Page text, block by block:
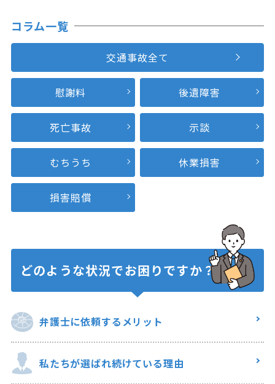
コラム一覧
交通事故全て
慰謝料 後遺障害
死亡事故 示談
むちうち 休業損害
損害賠償
どのような状況でお困りですか？
弁護士に依頼するメリット
私たちが選ばれ続けている理由